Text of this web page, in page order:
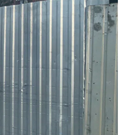
ОТРИМАНИХ НА ВІЙНІ,
ВОЙТИК